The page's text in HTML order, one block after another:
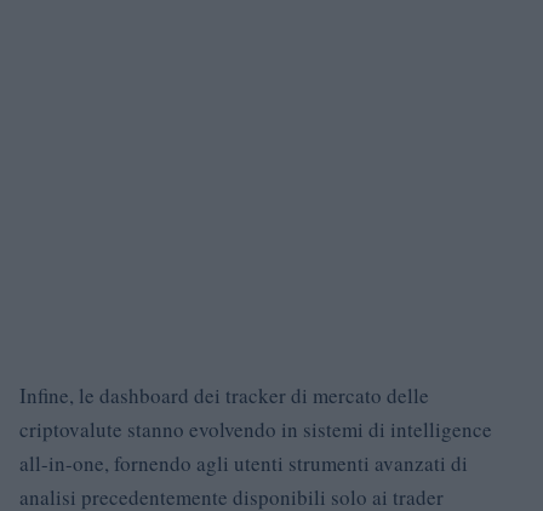
Infine, le dashboard dei tracker di mercato delle
criptovalute stanno evolvendo in sistemi di intelligence
all-in-one, fornendo agli utenti strumenti avanzati di
analisi precedentemente disponibili solo ai trader